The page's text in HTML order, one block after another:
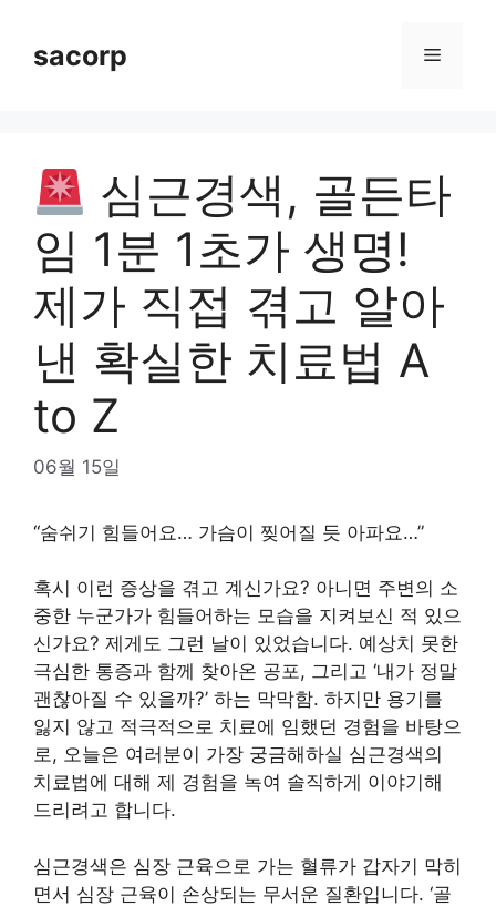
contentsacorp Menu
심근경색, 골든타
임 1분 1초가 생명!
제가 직접 겪고 알아
낸 확실한 치료법 A
to Z
06월 15일
“숨쉬기 힘들어요… 가슴이 찢어질 듯 아파요…”
혹시 이런 증상을 겪고 계신가요? 아니면 주변의 소
중한 누군가가 힘들어하는 모습을 지켜보신 적 있으
신가요? 제게도 그런 날이 있었습니다. 예상치 못한
극심한 통증과 함께 찾아온 공포, 그리고 ‘내가 정말
괜찮아질 수 있을까?’ 하는 막막함. 하지만 용기를
잃지 않고 적극적으로 치료에 임했던 경험을 바탕으
로, 오늘은 여러분이 가장 궁금해하실 심근경색의
치료법에 대해 제 경험을 녹여 솔직하게 이야기해
드리려고 합니다.
심근경색은 심장 근육으로 가는 혈류가 갑자기 막히
면서 심장 근육이 손상되는 무서운 질환입니다. ‘골